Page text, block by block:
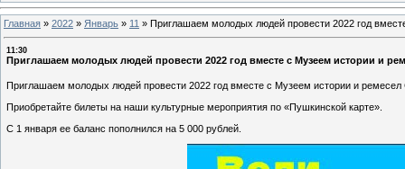
Главная » 2022 » Январь » 11 » Приглашаем молодых людей провести 2022 год
11:30
Приглашаем молодых людей провести 2022 год вместе с Музеем истории и
Приглашаем молодых людей провести 2022 год вместе с Музеем истории и ремесел
Приобретайте билеты на наши культурные мероприятия по «Пушкинской карте».
С 1 января ее баланс пополнился на 5 000 рублей.